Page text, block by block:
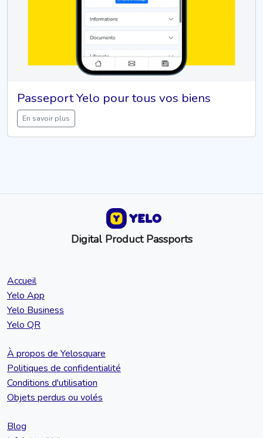
Passeport Yelo pour tous vos biens
En savoir plus
Digital Product Passports
Accueil
Yelo App
Yelo Business
Yelo QR
À propos de Yelosquare
Politiques de confidentialité
Conditions d'utilisation
Objets perdus ou volés
Blog